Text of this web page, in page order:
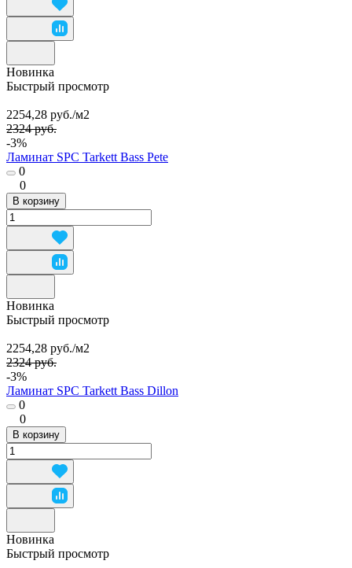
Новинка
Быстрый просмотр
2254,28 руб./м2
2324 руб.
-3%
Ламинат SPC Tarkett Bass Pete
0
0
В корзину
Новинка
Быстрый просмотр
2254,28 руб./м2
2324 руб.
-3%
Ламинат SPC Tarkett Bass Dillon
0
0
В корзину
Новинка
Быстрый просмотр